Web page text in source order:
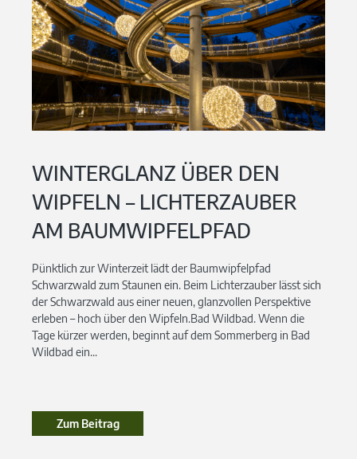
WINTERGLANZ ÜBER DEN
WIPFELN – LICHTERZAUBER
AM BAUMWIPFELPFAD
Pünktlich zur Winterzeit lädt der Baumwipfelpfad
Schwarzwald zum Staunen ein. Beim Lichterzauber lässt sich
der Schwarzwald aus einer neuen, glanzvollen Perspektive
erleben – hoch über den Wipfeln.Bad Wildbad. Wenn die
Tage kürzer werden, beginnt auf dem Sommerberg in Bad
Wildbad ein...
Zum BeitragZum Beitrag